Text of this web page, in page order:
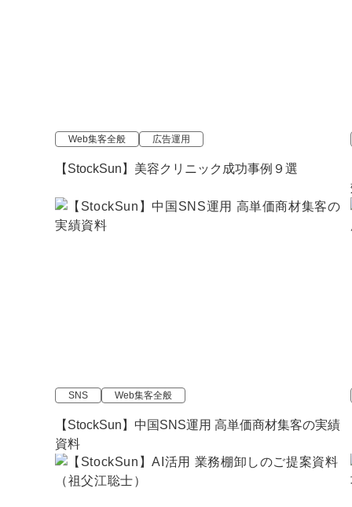
Web集客全般 広告運用
【StockSun】美容クリニック成功事例９選
SNS Web集客全般
【StockSun】中国SNS運用 高単価商材集客の実績
資料